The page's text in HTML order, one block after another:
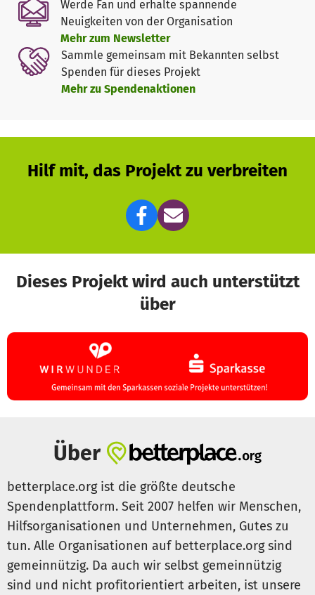
Werde Fan und erhalte spannende
Neuigkeiten von der Organisation
Mehr zum Newsletter
Sammle gemeinsam mit Bekannten selbst
Spenden für dieses Projekt
Mehr zu Spendenaktionen
Hilf mit, das Projekt zu verbreiten
Dieses Projekt wird auch unterstützt
über
Über
betterplace.org ist die größte deutsche
Spendenplattform. Seit 2007 helfen wir Menschen,
Hilfsorganisationen und Unternehmen, Gutes zu
tun. Alle Organisationen auf betterplace.org sind
gemeinnützig. Da auch wir selbst gemeinnützig
sind und nicht profitorientiert arbeiten, ist unsere